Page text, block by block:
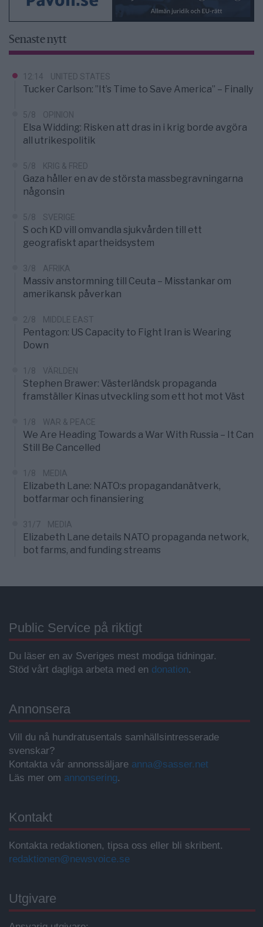
Senaste nytt
12:14 UNITED STATES
Tucker Carlson: ”It’s Time to Save America” – Finally
5/8 OPINION
Elsa Widding: Risken att dras in i krig borde avgöra
all utrikespolitik
5/8 KRIG & FRED
Gaza håller en av de största massbegravningarna
någonsin
5/8 SVERIGE
S och KD vill omvandla sjukvården till ett
geografiskt apartheidsystem
3/8 AFRIKA
Massiv anstormning till Ceuta – Misstankar om
amerikansk påverkan
2/8 MIDDLE EAST
Pentagon: US Capacity to Fight Iran is Wearing
Down
1/8 VÄRLDEN
Stephen Brawer: Västerländsk propaganda
framställer Kinas utveckling som ett hot mot Väst
1/8 WAR & PEACE
We Are Heading Towards a War With Russia – It Can
Still Be Cancelled
1/8 MEDIA
Elizabeth Lane: NATO:s propagandanätverk,
botfarmar och finansiering
31/7 MEDIA
Elizabeth Lane details NATO propaganda network,
bot farms, and funding streams
Public Service på riktigt
Du läser en av Sveriges mest modiga tidningar.
Stöd vårt dagliga arbeta med en donation.
Annonsera
Vill du nå hundratusentals samhällsintresserade
svenskar?
Kontakta vår annonssäljare anna@sasser.net
Läs mer om annonsering.
Kontakt
Kontakta redaktionen, tipsa oss eller bli skribent.
redaktionen@newsvoice.se
Utgivare